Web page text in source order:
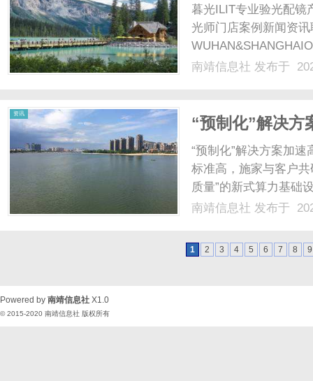
暮光ILIT专业验光配镜
光师门店案例新闻资
配镜的写字楼眼镜店
南靖信息社 发布于
资讯
“预制化”解决方
“预制化”解决方案加
标准高，施家与客户
质量”的新式算力基础
研发到落地的最短路
分契合秦能科技的个
南靖信息社 发布于
1 2 3 4 5 6 7 8 9
Powered by 南靖信息社 X1.0
© 2015-2020 南靖信息社 版权所有